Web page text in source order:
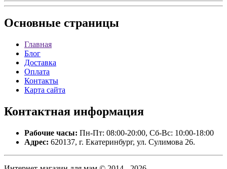
Основные страницы
Главная
Блог
Доставка
Оплата
Контакты
Карта сайта
Контактная информация
Рабочие часы: Пн-Пт: 08:00-20:00, Сб-Вс: 10:00-18:00
Адрес: 620137, г. Екатеринбург, ул. Сулимова 26.